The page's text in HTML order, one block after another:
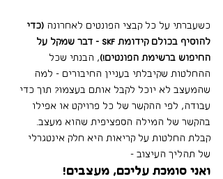
כשעברתי על כל קבצי הפונטים לאחרונה (כדי
להוסיף בכולם קידומת SKF - דבר שמקל על
החיפוש ברשימת הפונטים!), הבנתי שכל
ההחלטות שקיבלתי בעניין החיבורים - למה
שהמעצב לא יוכל לקבל אותם בעצמו? תוך כדי
עבודה, לפי ההקשר של כל פרויקט או אפילו
בהקשר של המילה הספציפית שהוא מעצב.
קבלת החלטות על קריאות היא חלק אינטגרלי
של תהליך העיצוב -
ואני סומכת עליכם, מעצבים!